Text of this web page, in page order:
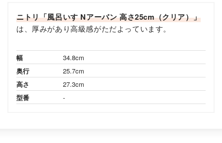
ニトリ「風呂いす Nアーバン 高さ25cm（クリア）」
は、厚みがあり高級感がただよっています。
幅
34.8cm
奥行
25.7cm
高さ
27.3cm
型番
-